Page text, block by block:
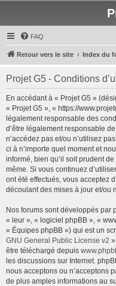
FAQ
Retour vers le site Index du
Projet G5 - Conditions
En accédant à « Projet G5 »
« Projet G5 », « https://
légalement responsable des
d’être légalement responsable
n’accédez pas et/ou n’utilisez
ci à n’importe quel moment et
informé, bien qu’il soit prudent
même. Si vous continuez
ont été effectués, vous acceptez
découlant des mises à jour et/ou
Nos forums sont développés par
« leur », « logiciel phpBB », «
« Équipes phpBB ») qui est un
GNU General Public License v2
être téléchargé depuis
les discussions sur Internet.
nous acceptons ou n’acceptons
de plus amples informations au